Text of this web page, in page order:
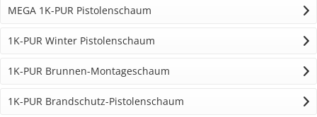
MEGA 1K-PUR Pistolenschaum
1K-PUR Winter Pistolenschaum
1K-PUR Brunnen-Montageschaum
1K-PUR Brandschutz-Pistolenschaum